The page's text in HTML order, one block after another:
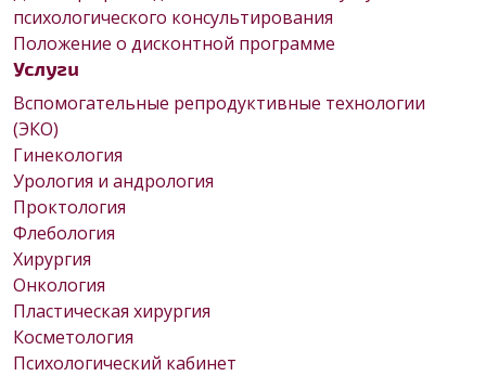
психологического консультирования
Положение о дисконтной программе
Услуги
Вспомогательные репродуктивные технологии
(ЭКО)
Гинекология
Урология и андрология
Проктология
Флебология
Хирургия
Онкология
Пластическая хирургия
Косметология
Психологический кабинет